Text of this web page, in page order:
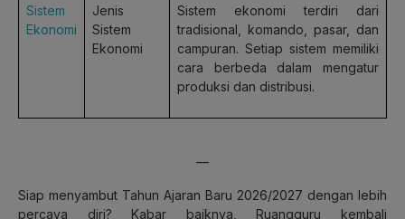
Sistem
Ekonomi
Jenis
Sistem
Ekonomi
Sistem ekonomi terdiri dari
tradisional, komando, pasar, dan
campuran. Setiap sistem memiliki
cara berbeda dalam mengatur
produksi dan distribusi.
—
Siap menyambut Tahun Ajaran Baru 2026/2027 dengan lebih
percaya diri? Kabar baiknya, Ruangguru kembali